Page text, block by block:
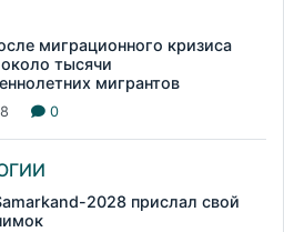
миграционного кризиса
тысячи
мигрантов
0
2028 прислал свой